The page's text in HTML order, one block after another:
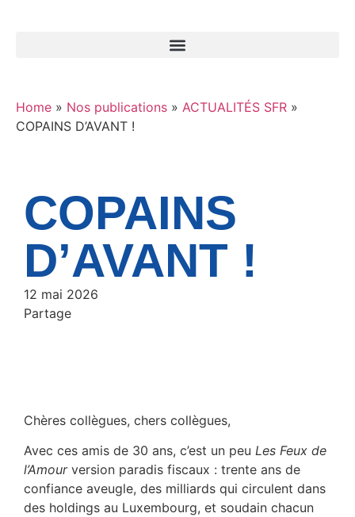
Home » Nos publications » ACTUALITÉS SFR »
COPAINS D’AVANT !
COPAINS
D’AVANT !
12 mai 2026
Partage
Chères collègues, chers collègues,
Avec ces amis de 30 ans, c’est un peu Les Feux de
l’Amourversion paradis fiscaux : trente ans de
confiance aveugle, des milliards qui circulent dans
des holdings au Luxembourg, et soudain chacun